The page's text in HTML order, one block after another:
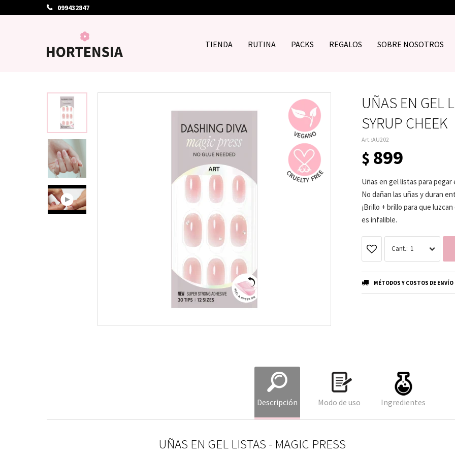
TIENDA RUTINA PACKS REGALOS SOBRE NOSOTROS
099432847
UÑAS EN GEL
SYRUP CHEEK
AU202
$ 899
Uñas en gel listas para
No dañan las uñas y duran
¡Brillo + brillo para que
es infalible.
1
MÉTODOS Y COSTOS DE ENVÍO
Descripción Modo de uso Ingredientes
UÑAS EN GEL LISTAS - MAGIC PRESS